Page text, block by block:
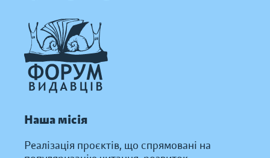
Наша місія
Реалізація проєктів, що спрямовані на